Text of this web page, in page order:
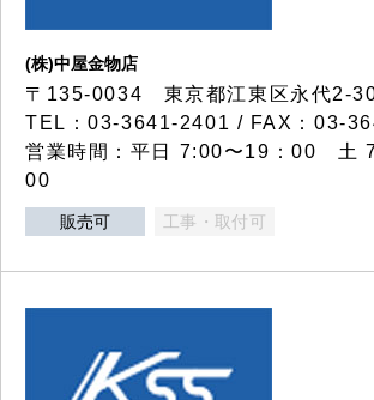
(株)中屋金物店
〒135-0034 東京都江東区永代2-
TEL：03-3641-2401 / FAX：03-
営業時間：平日 7:00〜19：00 土 7
00
販売可 工事・取付可